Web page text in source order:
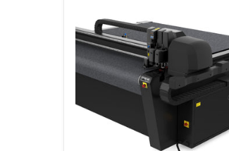
Corte
Summa
F
Series